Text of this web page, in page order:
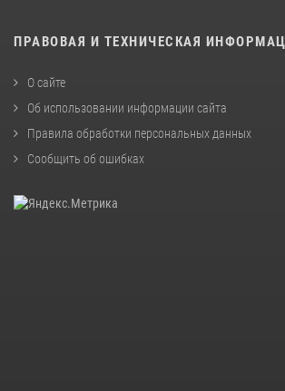
ПРАВОВАЯ И ТЕХНИЧЕСКАЯ
О сайте
Об использовании информации сайта
Правила обработки персональных данных
Сообщить об ошибках